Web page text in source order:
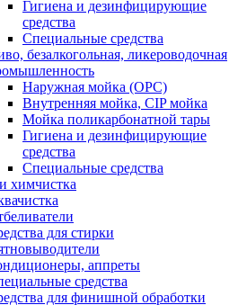
Гигиена и дезинфицирующие
средства
Специальные средства
безалкогольная, ликероводочная
Наружная мойка (ОРС)
Внутренняя мойка, CIP мойка
Мойка поликарбонатной тары
Гигиена и дезинфицирующие
средства
Специальные средства
химчистка
для стирки
аппреты
средства
для финишной обработки